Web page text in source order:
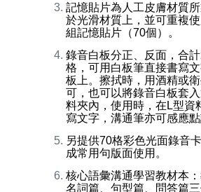
記憶貼片為人工皮膚材質
於光滑材質上，並可重複
組記憶貼片（70個）。
錄音白板分正、反面，合
格，可用白板筆直接書寫
板上。擦拭時，用酒精或
可，也可以將錄音白板套
料夾內，使用時，在L型資
寫文字，溝通筆亦可感應點
另提供70格彩色光面錄音
成常用句版面使用。
核心語彙溝通學習教材本
名詞篇、句型篇、問答篇